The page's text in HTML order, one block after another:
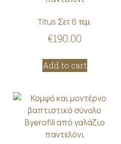
Titus Σετ 6 τεμ.
€190.00
Add to cart